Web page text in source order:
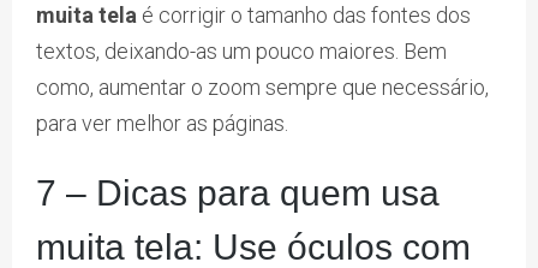
muita tela é corrigir o tamanho das fontes dos
textos, deixando-as um pouco maiores. Bem
como, aumentar o zoom sempre que necessário,
para ver melhor as páginas.
7 – Dicas para quem usa
muita tela: Use óculos com